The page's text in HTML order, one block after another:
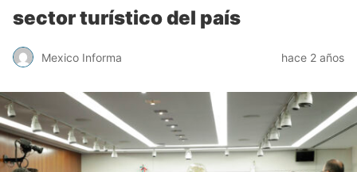
sector turístico del país
Mexico Informa hace 2 años